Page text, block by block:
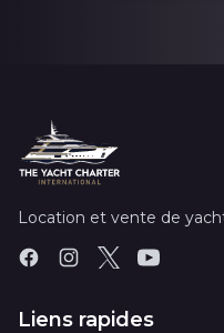
Location et vente de
Liens rapides